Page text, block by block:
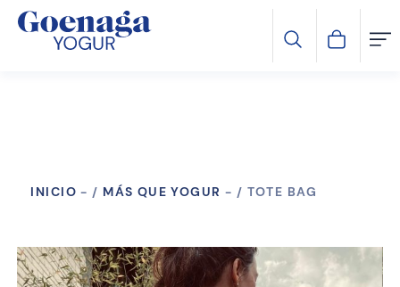
INICIO - MÁS QUE YOGUR - TOTE BAG